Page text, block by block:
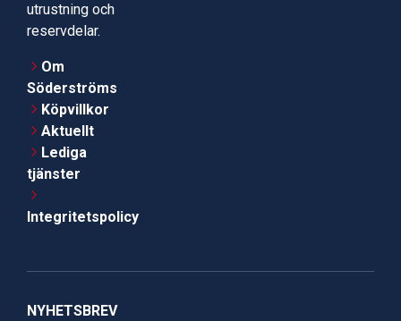
utrustning och
reservdelar.
Om
Söderströms
Köpvillkor
Aktuellt
Lediga
tjänster
Integritetspolicy
NYHETSBREV